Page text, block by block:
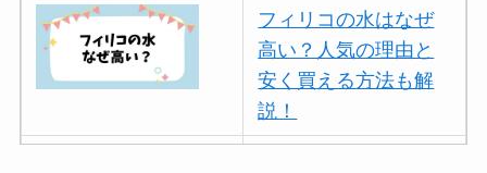
フィリコの水はなぜ
高い？人気の理由と
安く買える方法も解
説！